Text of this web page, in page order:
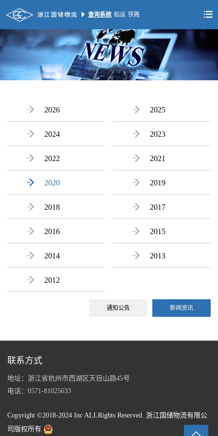

 查询系统 船运 铁路
 2026  2025
 2024  2023
 2022  2021
 2020  2019
 2018  2017
 2016  2015
 2014  2013
 2012
通知公告 新闻资讯
联系方式
地址：浙江省杭州市西湖区天目山路45号
电话：0571-81025633
Copyright ©2018-2024 Inc ALLRights Reserved. 浙江国储物流有限公
司版权所有